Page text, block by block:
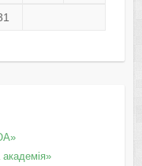
академія»